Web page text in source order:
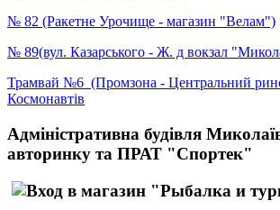
№ 82 (Ракетне Урочище - магазин "Велам")
№ 89(вул. Казарського - Ж. д вокзал
Трамвай №6 (Промзона - Центральний
Космонавтів
Адміністративна будівля
авторинку та ПРАТ "Спортек"